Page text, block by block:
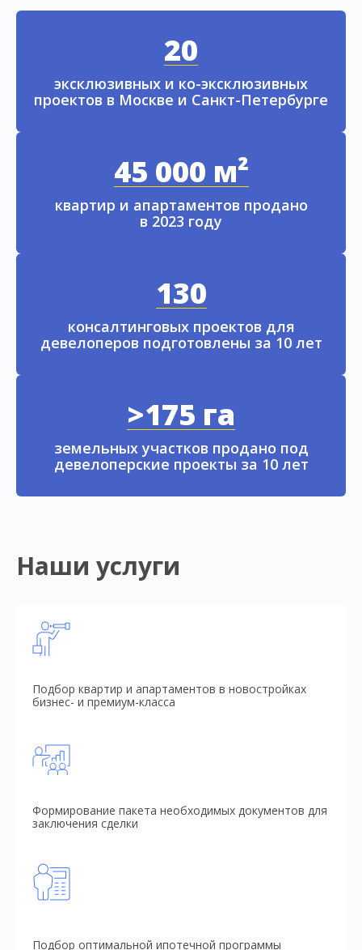
20
эксклюзивных и ко-эксклюзивных
проектов в Москве и Санкт-Петербурге
45 000 м²
квартир и апартаментов продано
в 2023 году
130
консалтинговых проектов для
девелоперов подготовлены за 10 лет
>175 га
земельных участков продано под
девелоперские проекты за 10 лет
Наши услуги
Подбор квартир и апартаментов в новостройках
бизнес- и премиум-класса
Формирование пакета необходимых документов для
заключения сделки
Подбор оптимальной ипотечной программы